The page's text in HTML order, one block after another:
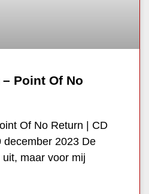
Point Of No
Of No Return | CD
december 2023 De
maar voor mij